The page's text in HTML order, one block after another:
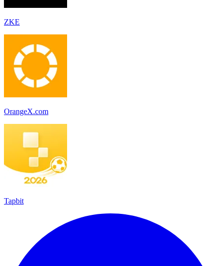
ZKE
OrangeX.com
Tapbit